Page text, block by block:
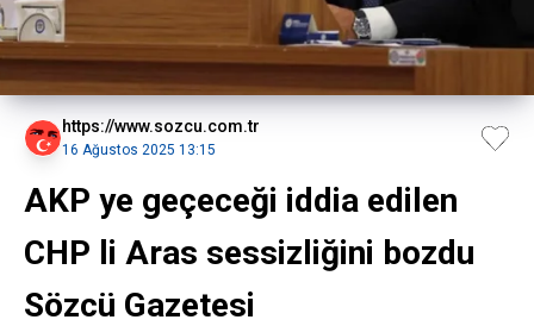
https://www.sozcu.com.tr
16 Ağustos 2025 13:15
AKP ye geçeceği iddia edilen
CHP li Aras sessizliğini bozdu
Sözcü Gazetesi